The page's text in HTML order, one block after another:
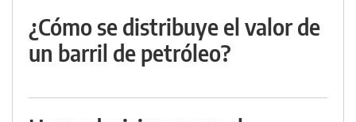
¿Cómo se distribuye el valor de
un barril de petróleo?